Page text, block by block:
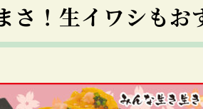
さ！生イワシも